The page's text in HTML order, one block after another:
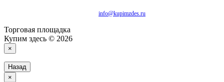
info@kupimzdes.ru
Торговая площадка
Купим здесь © 2026
×
Назад
×